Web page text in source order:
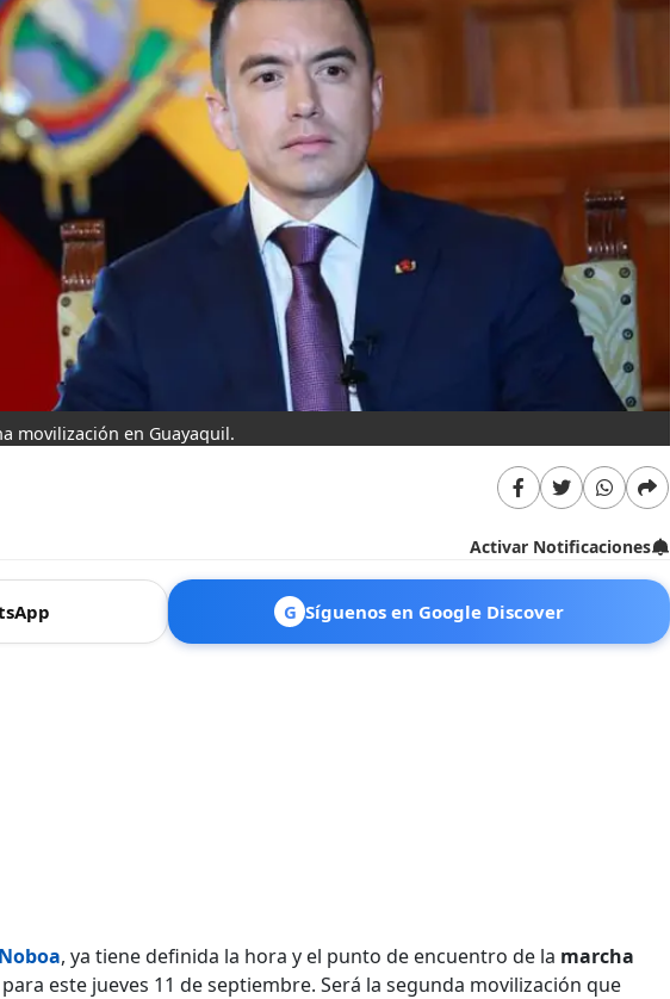
movilización en Guayaquil.
Activar Notificaciones
G Síguenos en Google Discover
, ya tiene definida la hora y el punto de encuentro de la marcha
este jueves 11 de septiembre. Será la segunda movilización que